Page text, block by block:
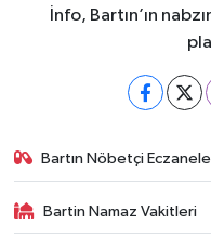
İnfo, Bartın’ın
Bartın Nöbetçi
Bartin Namaz Vakitleri